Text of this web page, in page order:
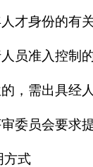
才身份的有
员准入控制
，需出具经
委员会要求
方式